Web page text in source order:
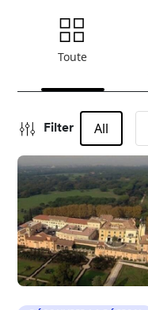
Toute
Filter All